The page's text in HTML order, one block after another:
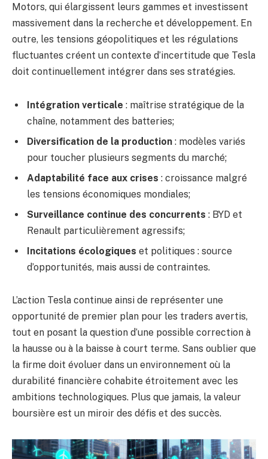
Motors, qui élargissent leurs gammes et investissent
massivement dans la recherche et développement. En
outre, les tensions géopolitiques et les régulations
fluctuantes créent un contexte d’incertitude que Tesla
doit continuellement intégrer dans ses stratégies.
Intégration verticale : maîtrise stratégique de la
chaîne, notamment des batteries;
Diversification de la production : modèles variés
pour toucher plusieurs segments du marché;
Adaptabilité face aux crises : croissance malgré
les tensions économiques mondiales;
Surveillance continue des concurrents : BYD et
Renault particulièrement agressifs;
Incitations écologiques et politiques : source
d’opportunités, mais aussi de contraintes.
L’action Tesla continue ainsi de représenter une
opportunité de premier plan pour les traders avertis,
tout en posant la question d’une possible correction à
la hausse ou à la baisse à court terme. Sans oublier que
la firme doit évoluer dans un environnement où la
durabilité financière cohabite étroitement avec les
ambitions technologiques. Plus que jamais, la valeur
boursière est un miroir des défis et des succès.